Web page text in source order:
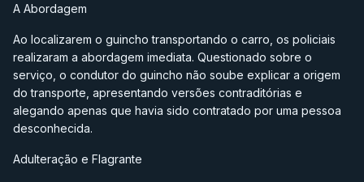
A Abordagem
Ao localizarem o guincho transportando o carro, os policiais
realizaram a abordagem imediata. Questionado sobre o
serviço, o condutor do guincho não soube explicar a origem
do transporte, apresentando versões contraditórias e
alegando apenas que havia sido contratado por uma pessoa
desconhecida.
Adulteração e Flagrante